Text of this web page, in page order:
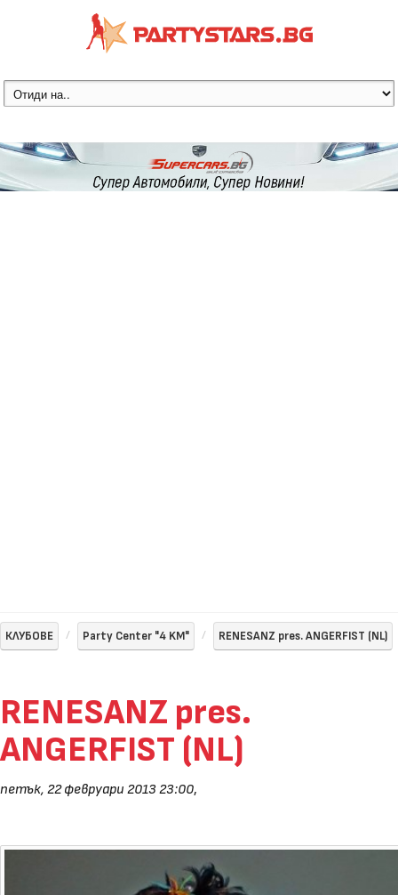
КЛУБОВЕ Party Center "4 KM" RENESANZ pres. ANGERFIST (NL)
RENESANZ pres.
ANGERFIST (NL)
петък, 22 февруари 2013 23:00,